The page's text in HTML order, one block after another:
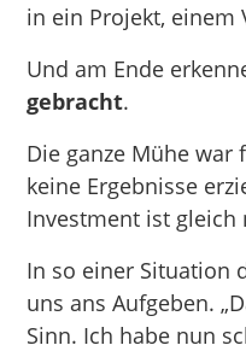
in ein Projekt, einem
Und am Ende
gebracht.
Die ganze Mühe war
keine Ergebnisse
Investment ist gleich
In so einer Situation
uns ans Aufgeben.
Sinn. Ich habe nun